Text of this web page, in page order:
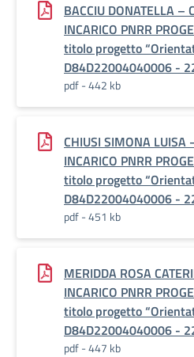
BACCIU DONATELLA –
INCARICO PNRR
titolo progetto
D84D22004040006 -
pdf - 442 kb
CHIUSI SIMONA LUISA
INCARICO PNRR
titolo progetto
D84D22004040006 -
pdf - 451 kb
MERIDDA ROSA
INCARICO PNRR
titolo progetto
D84D22004040006 -
pdf - 447 kb